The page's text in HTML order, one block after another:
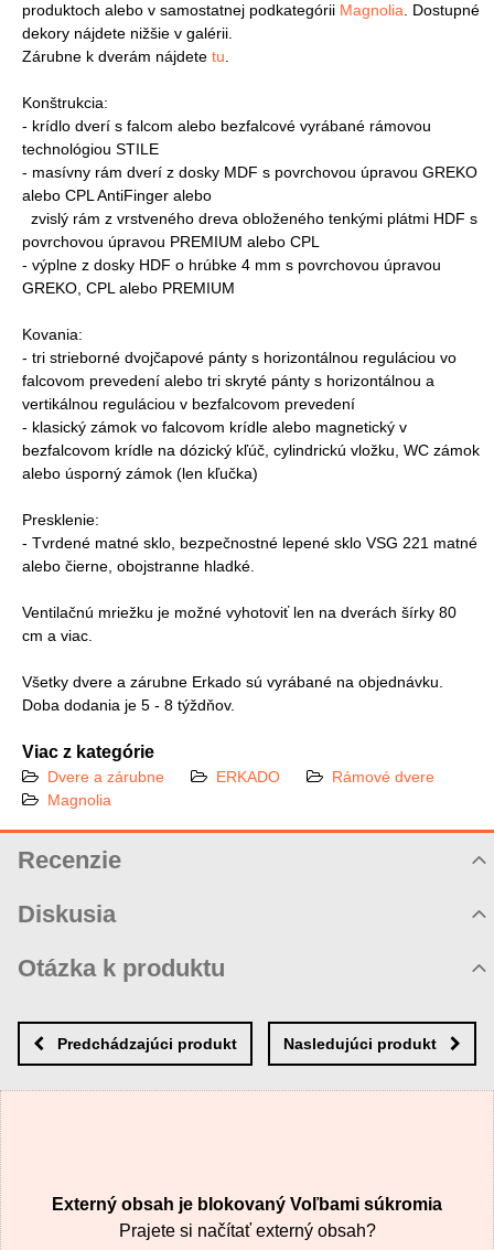
produktoch alebo v samostatnej podkategórii Magnolia . Dostupné
dekory nájdete nižšie v galérii.
Zárubne k dverám nájdete tu
Konštrukcia:
- krídlo dverí s falcom alebo bezfalcové vyrábané rámovou
technológiou STILE
- masívny rám dverí z dosky MDF s povrchovou úpravou GREKO
alebo CPL AntiFinger alebo
zvislý rám z vrstveného dreva obloženého tenkými plátmi HDF s
povrchovou úpravou PREMIUM alebo CPL
- výplne z dosky HDF o hrúbke 4 mm s povrchovou úpravou
GREKO, CPL alebo PREMIUM
Kovania:
- tri strieborné dvojčapové pánty s horizontálnou reguláciou vo
falcovom prevedení alebo tri skryté pánty s horizontálnou a
vertikálnou reguláciou v bezfalcovom prevedení
- klasický zámok vo falcovom krídle alebo magnetický v
bezfalcovom krídle na dózický kľúč, cylindrickú vložku, WC zámok
alebo úsporný zámok (len kľučka)
Presklenie:
- Tvrdené matné sklo, bezpečnostné lepené sklo VSG 221 matné
alebo čierne, obojstranne hladké.
Ventilačnú mriežku je možné vyhotoviť len na dverách šírky 80
cm a viac.
Všetky dvere a zárubne Erkado sú vyrábané na objednávku.
Doba dodania je 5 - 8 týždňov.
Viac z kategórie
Dvere a zárubne ERKADO
Rámové dvere
Magnolia
Recenzie
Diskusia
Zatiaľ nie sú žiadne komentáre! Buďte prvý!
Nový komentár
Otázka k produktu
MENO
VAŠA OTÁZKA K PRODUKTU
Predchádzajúci produkt Nasledujúci produkt
Externý obsah je blokovaný Voľbami súkromia
Prajete si načítať externý obsah?